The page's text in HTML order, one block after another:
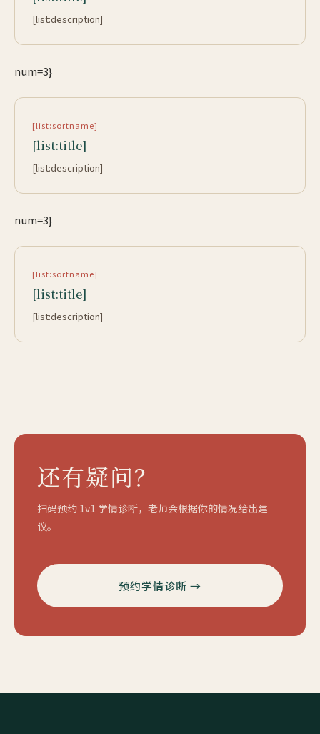
[list:description]
num=3}
[list:sortname]
[list:title]
[list:description]
num=3}
[list:sortname]
[list:title]
[list:description]
还有疑问？
扫码预约 1v1 学情诊断，老师会根据你的情况给出建
议。
预约学情诊断 →